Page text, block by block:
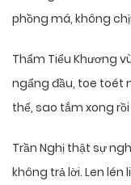
phồng má, không
Thẩm Tiểu Khương
ngẩng đầu, toe toét
thế, sao tắm xong
Trần Nghị thật sự
không trả lời. Len lén